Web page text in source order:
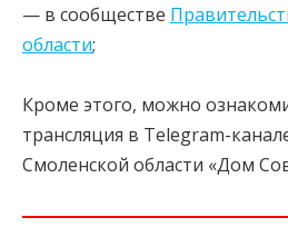
— в сообществе
области;
Кроме этого, можно
трансляция в Telegram-
Смоленской области «Дом